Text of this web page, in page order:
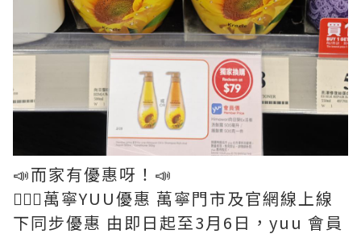
📣而家有優惠呀！📣
💆🏻‍♀️萬寧YUU優惠 萬寧門市及官網線上線
下同步優惠 由即日起至3月6日，yuu 會員